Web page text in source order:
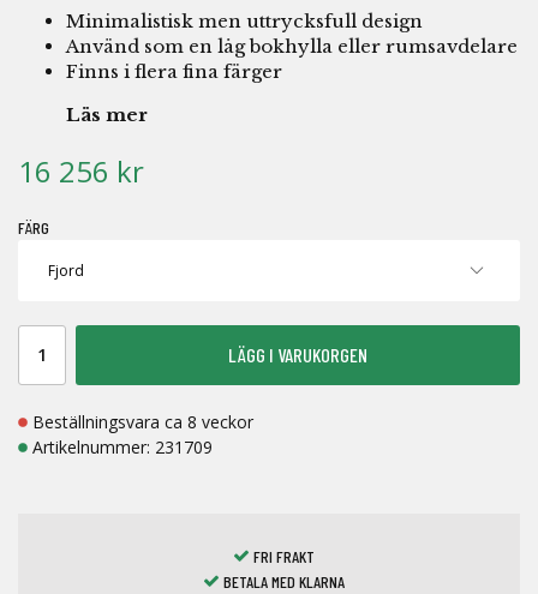
Minimalistisk men uttrycksfull design
Använd som en låg bokhylla eller rumsavdelare
Finns i flera fina färger
Läs mer
16 256 kr
FÄRG
LÄGG I VARUKORGEN
Beställningsvara ca 8 veckor
Artikelnummer: 231709
FRI FRAKT
BETALA MED KLARNA